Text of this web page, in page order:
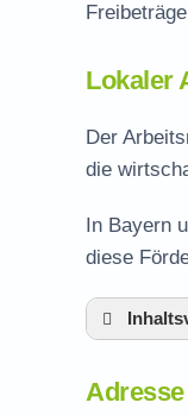
Lokaler
Der
die
In Bayern
diese